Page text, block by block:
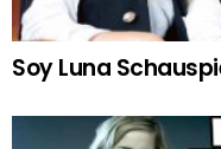
Soy Luna